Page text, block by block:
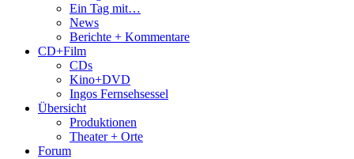
Ein Tag mit…
News
Berichte + Kommentare
CD+Film
CDs
Kino+DVD
Ingos Fernsehsessel
Übersicht
Produktionen
Theater + Orte
Forum